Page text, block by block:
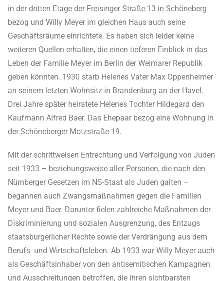
in der dritten Etage der Freisinger Straße 13 in Schöneberg
bezog und Willy Meyer im gleichen Haus auch seine
Geschäftsräume einrichtete. Es haben sich leider keine
weiteren Quellen erhalten, die einen tieferen Einblick in das
Leben der Familie Meyer im Berlin der Weimarer Republik
geben könnten. 1930 starb Helenes Vater Max Oppenheimer
an seinem letzten Wohnsitz in Brandenburg an der Havel.
Drei Jahre später heiratete Helenes Tochter Hildegard den
Kaufmann Alfred Baer. Das Ehepaar bezog eine Wohnung in
der Schöneberger Motzstraße 19.
Mit der schrittweisen Entrechtung und Verfolgung von Juden
seit 1933 – beziehungsweise aller Personen, die nach den
Nürnberger Gesetzen im NS-Staat als Juden galten –
begannen auch Zwangsmaßnahmen gegen die Familien
Meyer und Baer. Darunter fielen zahlreiche Maßnahmen der
Diskriminierung und sozialen Ausgrenzung, des Entzugs
staatsbürgerlicher Rechte sowie der Verdrängung aus dem
Berufs- und Wirtschaftsleben. Ab 1933 war Willy Meyer auch
als Geschäftsinhaber von den antisemitischen Kampagnen
und Ausschreitungen betroffen, die ihren sichtbarsten